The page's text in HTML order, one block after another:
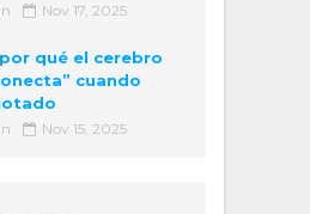
Nov 17, 2025
qué el cerebro
cuando
Nov 15, 2025